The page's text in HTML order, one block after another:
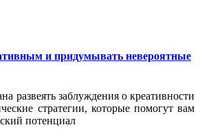
и придумывать невероятные
развеять заблуждения о креативности
стратегии, которые помогут вам
потенциал